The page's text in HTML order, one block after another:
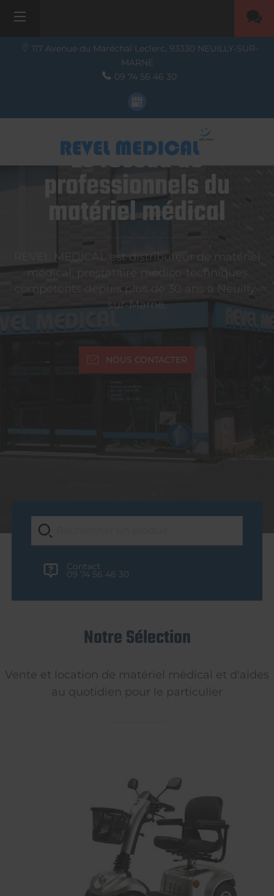
117 Avenue du Maréchal Leclerc, 93330 NEUILLY-SUR-
MARNE
09 74 56 46 30
Le réseau de
professionnels du
matériel médical
REVEL MEDICAL est distributeur de matériel
médical, prestataire médico-techniques
compétents depuis plus de 30 ans à Neuilly-
sur-Marne.
NOUS CONTACTER
Contact
09 74 56 46 30
Notre Sélection
Vente et location de matériel médical et d'aides
au quotidien pour le particulier